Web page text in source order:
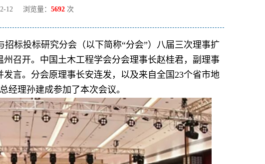
12 浏览量： 5692 次
标投标研究分会（以下简称“分会”）八届三次理事扩
召开。中国土木工程学会分会理事长赵桂君，副理事
言。分会原理事长安连发，以及来自全国23个省市地
经理孙建成参加了本次会议。